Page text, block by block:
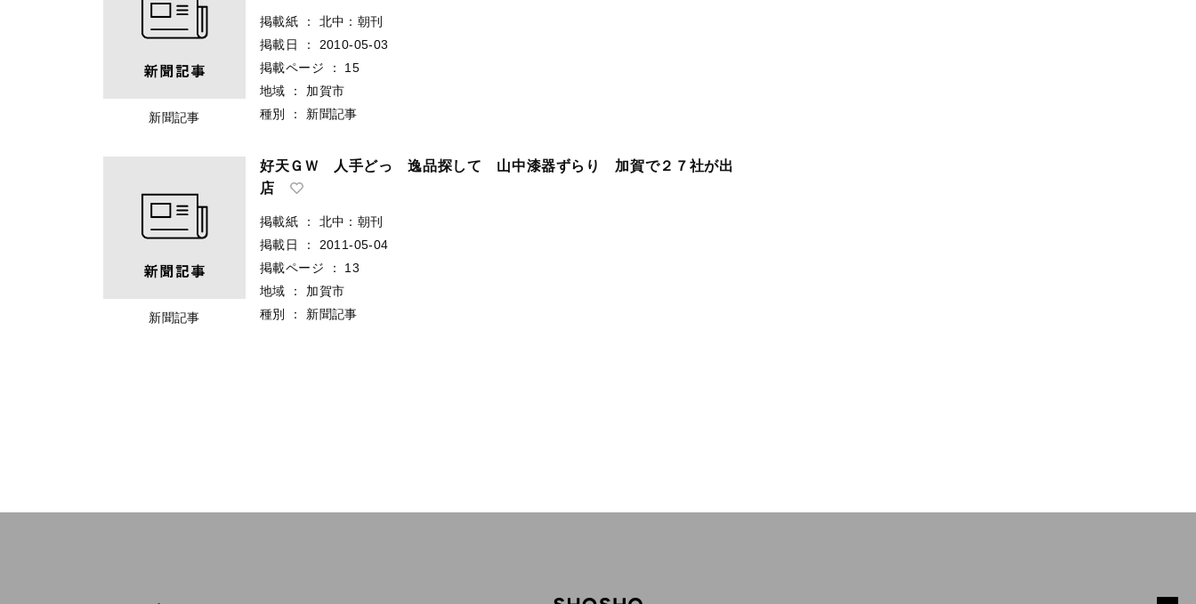
新聞記事
掲載紙 ：
北中：朝刊
掲載日
：
2010-05-03
掲載ページ
：
15
地域
：
加賀市
種別
： 新聞記事
新聞記事
好天ＧＷ 人手どっ 逸品探して 山中漆器ずらり 加賀で２７社が出
店
掲載紙 ：
北中：朝刊
掲載日
：
2011-05-04
掲載ページ
：
13
地域
：
加賀市
種別
： 新聞記事